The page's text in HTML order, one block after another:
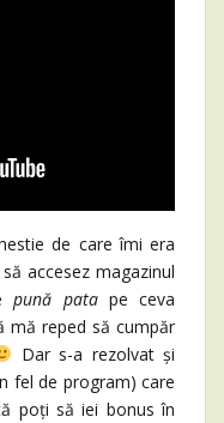
de care îmi era
accesez magazinul
pună patape ceva
mă reped să cumpăr
Dar s-a rezolvat și
fel de program) care
poți să iei bonus în